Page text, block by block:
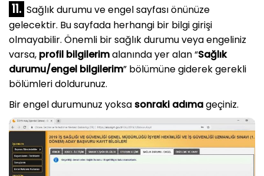
11. Sağlık durumu ve engel sayfası önünüze
gelecektir. Bu sayfada herhangi bir bilgi girişi
olmayabilir. Önemli bir sağlık durumu veya engeliniz
varsa, profil bilgilerimalanında yer alan “Sağlık
durumu/engel bilgilerim” bölümüne giderek gerekli
bölümleri doldurunuz.
Bir engel durumunuz yoksa sonraki adımageçiniz.